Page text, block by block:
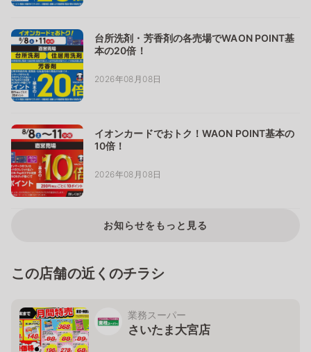
台所洗剤・芳香剤の各売場でWAON POINT基
本の20倍！
2026年08月08日
イオンカードでおトク！WAON POINT基本の
10倍！
2026年08月08日
お知らせをもっと見る
この店舗の近くのチラシ
業務スーパー
さいたま大宮店